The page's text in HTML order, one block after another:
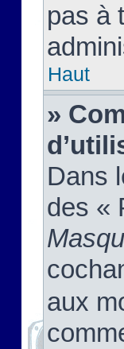
pas à
Haut
»
Dans
des «
aux